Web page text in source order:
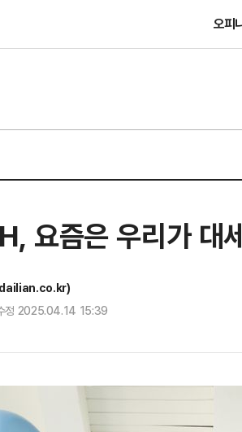
오피
요즘은 우리가 대
정 2025.04.14 15:39